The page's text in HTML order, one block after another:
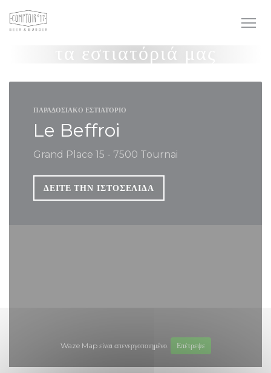
Πίνακας διαχείρισης "Μπισκότων" (Cookies)
τα εστιατόριά μας
ΠΑΡΑΔΟΣΙΑΚΌ ΕΣΤΙΑΤΌΡΙΟ
Le Beffroi
Grand Place 15 - 7500 Tournai
ΔΕΊΤΕ ΤΗΝ ΙΣΤΟΣΕΛΊΔΑ
Waze Map είναι απενεργοποιημένο. Επέτρεψε